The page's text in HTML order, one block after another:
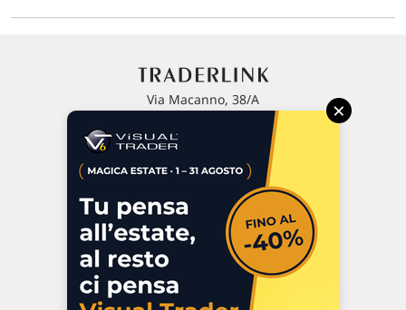
Via Macanno, 38/A
P.IVA 02 452 460 401
Commenti e segnalazioni
Contattaci
×